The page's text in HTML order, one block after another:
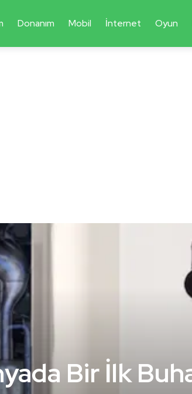
Donanım Mobil İnternet Oyun
Bir İlk